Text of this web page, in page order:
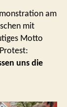
Aktionstag
am
mit
Motto
uns die